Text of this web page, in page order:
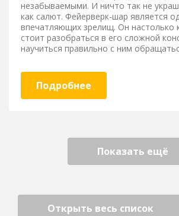
незабываемыми. И ничто так не
как салют. Фейерверк-шар является
впечатляющих зрелищ. Он настолько
стоит разобраться в его сложной
научиться правильно с ним
Подробнее
Показать ещё
Открыть весь список